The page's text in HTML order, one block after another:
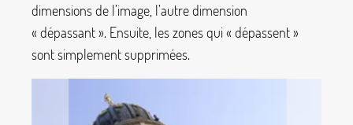
dimensions de l’image, l’autre dimension
« dépassant». Ensuite, les zones qui « dépassent»
sont simplement supprimées.